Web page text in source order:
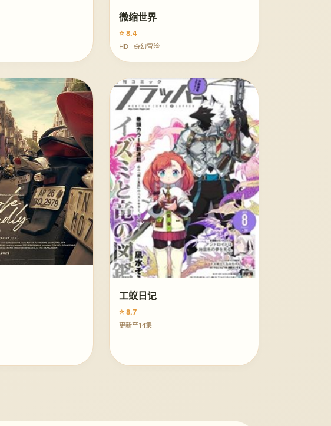
微缩世界
⭐ 8.4
HD · 奇幻冒险
工蚁日记
⭐ 8.7
更新至14集